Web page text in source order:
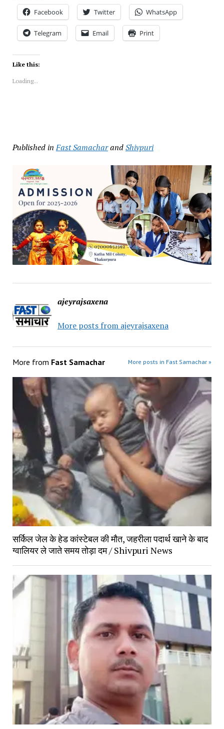
Facebook Twitter WhatsApp
Telegram Email Print
Like this:
Loading...
Published in Fast SamacharandShivpuri
ajeyrajsaxena
More posts from ajeyrajsaxena
More from Fast Samachar More posts in Fast Samachar »
सर्किल जेल के हेड कांस्टेबल की मौत, जहरीला पदार्थ खाने के बाद
ग्वालियर ले जाते समय तोड़ा दम / Shivpuri News